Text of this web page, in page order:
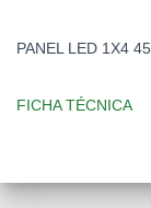
PANEL LED 1X4
FICHA TÉCNICA